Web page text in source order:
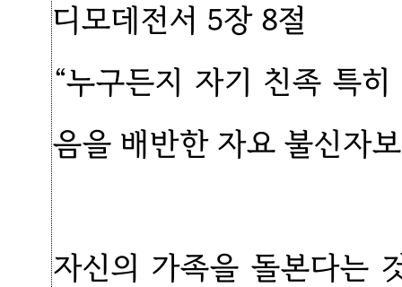
디모데전서 5장 8절
“누구든지 자기 친족 특
음을 배반한 자요 불신자
자신의 가족을 돌본다는